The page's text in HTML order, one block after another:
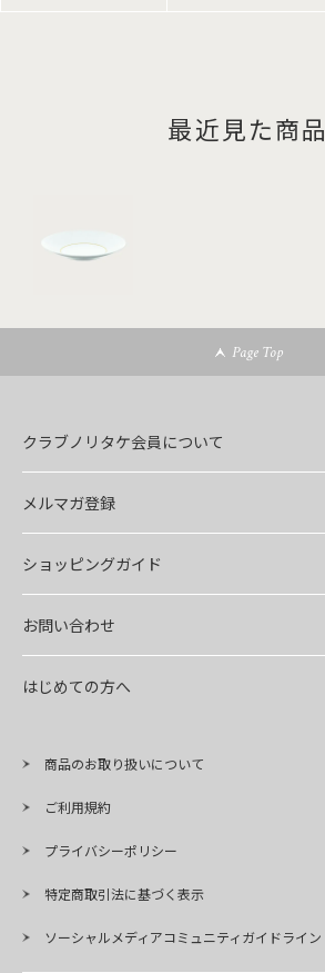
最近見た商品
Page Top
クラブノリタケ会員について
メルマガ登録
ショッピングガイド
お問い合わせ
はじめての方へ
商品のお取り扱いについて
ご利用規約
プライバシーポリシー
特定商取引法に基づく表示
ソーシャルメディアコミュニティガイドライン